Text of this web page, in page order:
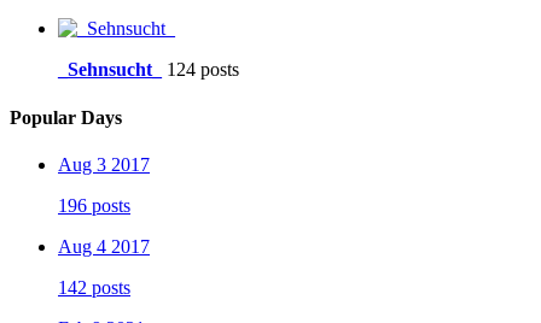
_Sehnsucht_ 124 posts
Popular Days
Aug 3 2017
196 posts
Aug 4 2017
142 posts